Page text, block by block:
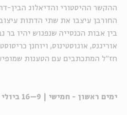
ההקשר ההיסטורי והדיאלוג הבין-
החורבן עיצבו את שתי הדתות
בין אבות הכנסייה שנפגוש יהיו בר
אוריגנס, אוגוסטינוס, ויוחנן
חז"ל המתכתבים עם הטענות
ימים ראשון - חמישי | 9–16 ביולי | יז–כד בתמוז | 9:00